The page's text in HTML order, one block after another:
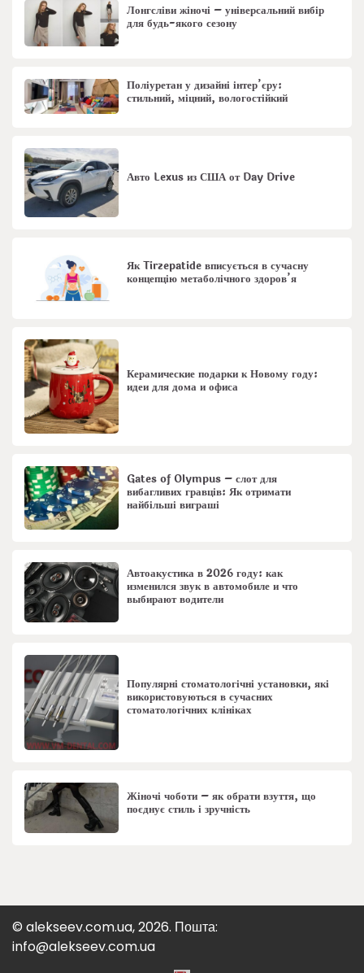
Лонгсліви жіночі – універсальний вибір
для будь-якого сезону
Поліуретан у дизайні інтер’єру:
стильний, міцний, вологостійкий
Авто Lexus из США от Day Drive
Як Tirzepatide вписується в сучасну
концепцію метаболічного здоров’я
Керамические подарки к Новому году:
идеи для дома и офиса
Gates of Olympus – слот для
вибагливих гравців: Як отримати
найбільші виграші
Автоакустика в 2026 году: как
изменился звук в автомобиле и что
выбирают водители
Популярні стоматологічні установки, які
використовуються в сучасних
стоматологічних клініках
Жіночі чоботи – як обрати взуття, що
поєднує стиль і зручність
© alekseev.com.ua, 2026. Пошта:
info@alekseev.com.ua